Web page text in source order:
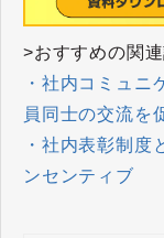
>おすすめの関
・社内コミュニ
員同士の交流を
・社内表彰制度
ンセンティブ